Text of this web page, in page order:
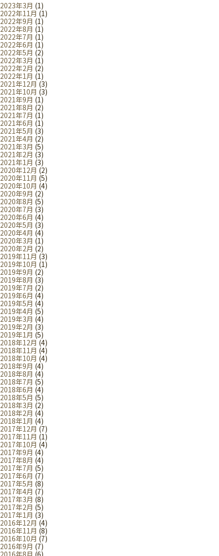
2023年3月 (1)
2022年11月 (1)
2022年9月 (1)
2022年8月 (1)
2022年7月 (1)
2022年6月 (1)
2022年5月 (2)
2022年3月 (1)
2022年2月 (2)
2022年1月 (1)
2021年12月 (3)
2021年10月 (3)
2021年9月 (1)
2021年8月 (2)
2021年7月 (1)
2021年6月 (1)
2021年5月 (3)
2021年4月 (2)
2021年3月 (5)
2021年2月 (3)
2021年1月 (3)
2020年12月 (2)
2020年11月 (5)
2020年10月 (4)
2020年9月 (2)
2020年8月 (5)
2020年7月 (3)
2020年6月 (4)
2020年5月 (3)
2020年4月 (4)
2020年3月 (1)
2020年2月 (2)
2019年11月 (3)
2019年10月 (1)
2019年9月 (2)
2019年8月 (3)
2019年7月 (2)
2019年6月 (4)
2019年5月 (4)
2019年4月 (5)
2019年3月 (4)
2019年2月 (3)
2019年1月 (5)
2018年12月 (4)
2018年11月 (4)
2018年10月 (4)
2018年9月 (4)
2018年8月 (4)
2018年7月 (5)
2018年6月 (4)
2018年5月 (5)
2018年3月 (2)
2018年2月 (4)
2018年1月 (4)
2017年12月 (7)
2017年11月 (1)
2017年10月 (4)
2017年9月 (4)
2017年8月 (4)
2017年7月 (5)
2017年6月 (7)
2017年5月 (8)
2017年4月 (7)
2017年3月 (8)
2017年2月 (5)
2017年1月 (3)
2016年12月 (4)
2016年11月 (8)
2016年10月 (7)
2016年9月 (7)